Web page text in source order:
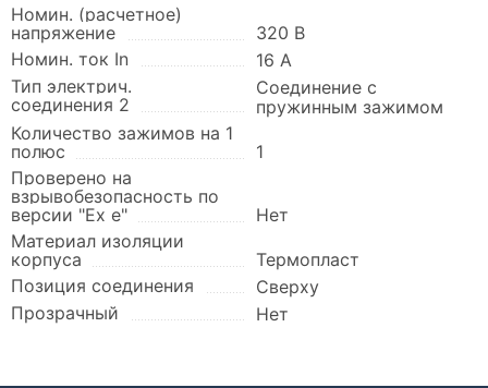
Номин. (расчетное)
напряжение
320 В
Номин. ток In
16 А
Тип электрич.
соединения 2
Соединение с
пружинным зажимом
Количество зажимов на 1
полюс
1
Проверено на
взрывобезопасность по
версии "Ex e"
Нет
Материал изоляции
корпуса
Термопласт
Позиция соединения
Сверху
Прозрачный
Нет